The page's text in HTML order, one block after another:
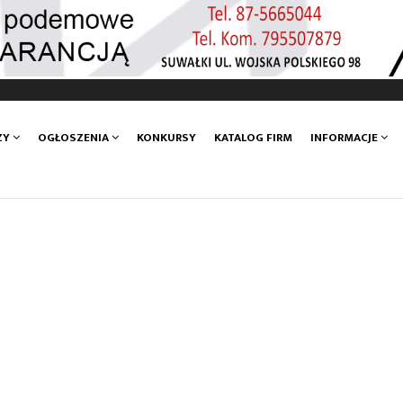
OGŁOSZENIA KONKURSY KATALOG FIRM INFORMACJE